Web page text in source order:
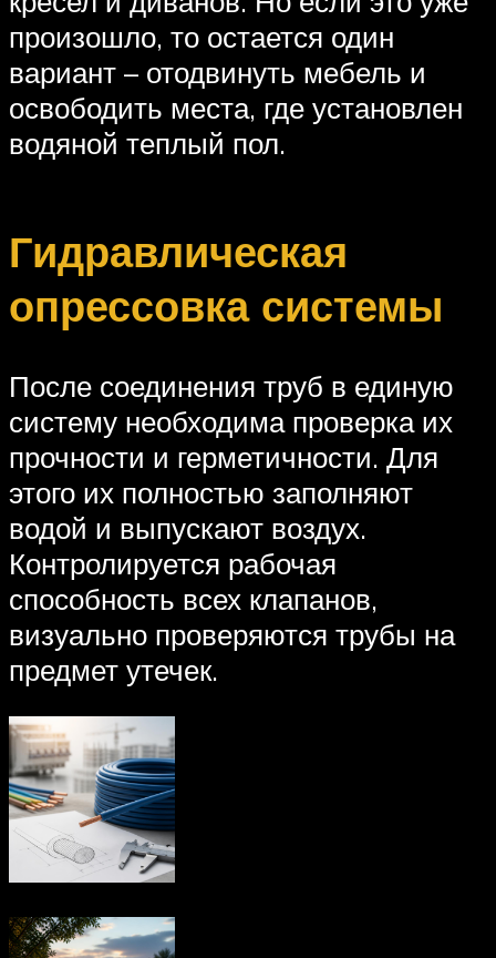
произошло, то остается один
вариант – отодвинуть мебель и
освободить места, где установлен
водяной теплый пол.
Гидравлическая
опрессовка системы
После соединения труб в единую
систему необходима проверка их
прочности и герметичности. Для
этого их полностью заполняют
водой и выпускают воздух.
Контролируется рабочая
способность всех клапанов,
визуально проверяются трубы на
предмет утечек.